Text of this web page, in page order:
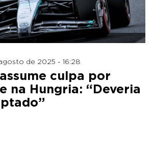
de 2025 - 16:28
assume culpa por
na Hungria: “Deveria